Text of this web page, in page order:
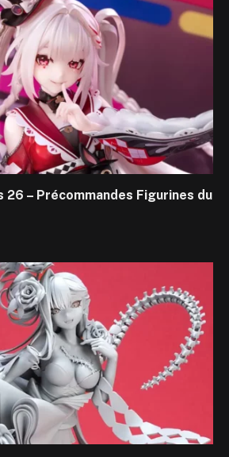
26 – Précommandes Figurines du